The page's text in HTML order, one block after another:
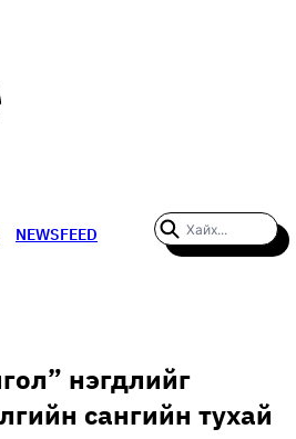
NEWSFEED
TIMES
нэгдлийг
сангийн тухай